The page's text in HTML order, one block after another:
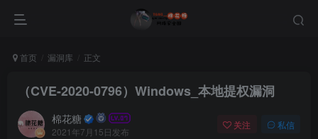
首页 漏洞库 正文
（CVE-2020-0796）Windows_本地提权漏洞
棉花糖
2021年7月15日发布
关注 私信